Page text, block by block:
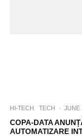
HI-TECH TECH · JUNE
COPA-DATA
AUTOMATIZARE